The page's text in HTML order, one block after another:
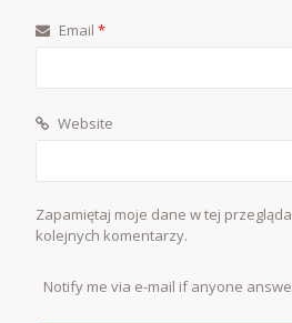
Email*
Website
Zapamiętaj moje dane w tej
kolejnych komentarzy.
Notify me via e-mail if anyone